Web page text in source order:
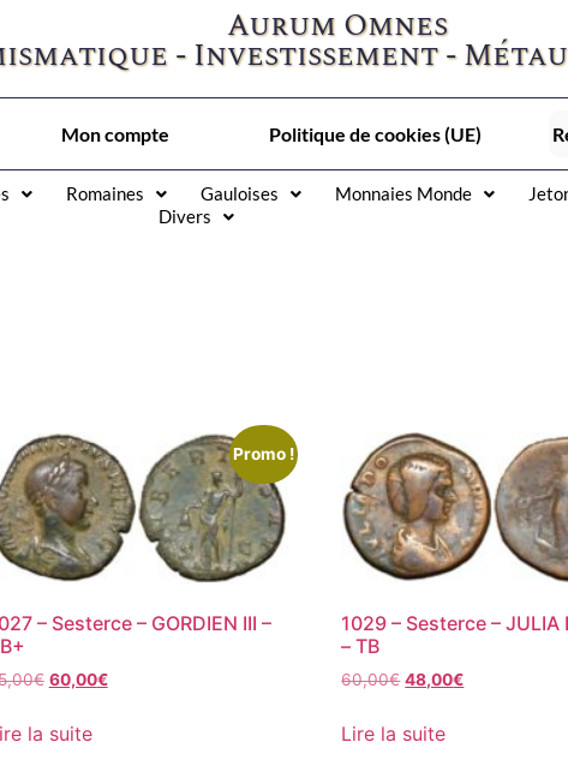
Aurum Omnes
- Investissement -
Mon compte Politique de cookies (UE)
Romaines Gauloises Monnaies Monde
Divers
Promo !
– Sesterce – GORDIEN III –
€ 60,00€
la suite
1029 – Sesterce – JULIA
– TB
60,00€ 48,00€
Lire la suite